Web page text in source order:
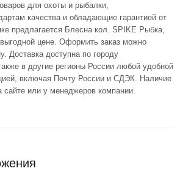
для охоты и рыбалки,
качества и обладающие гарантией от
предлагается Блесна кол. SPIKE Рыбка,
цене. Оформить заказ можно
Доставка доступна по городу
в другие регионы России любой удобной
включая Почту России и СДЭК. Наличие
сайте или у менеджеров компании.